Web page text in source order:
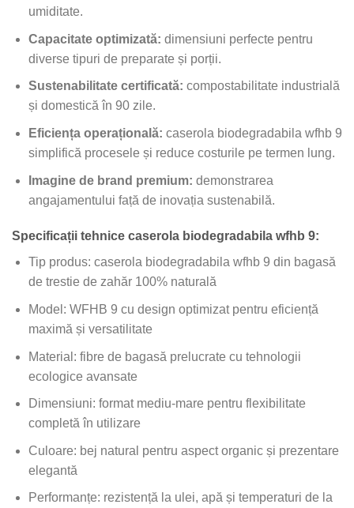
umiditate.
Capacitate optimizată: dimensiuni perfecte pentru
diverse tipuri de preparate și porții.
Sustenabilitate certificată: compostabilitate industrială
și domestică în 90 zile.
Eficiența operațională: caserola biodegradabila wfhb 9
simplifică procesele și reduce costurile pe termen lung.
Imagine de brand premium: demonstrarea
angajamentului față de inovația sustenabilă.
Specificații tehnice caserola biodegradabila wfhb 9:
Tip produs: caserola biodegradabila wfhb 9 din bagasă
de trestie de zahăr 100% naturală
Model: WFHB 9 cu design optimizat pentru eficiență
maximă și versatilitate
Material: fibre de bagasă prelucrate cu tehnologii
ecologice avansate
Dimensiuni: format mediu-mare pentru flexibilitate
completă în utilizare
Culoare: bej natural pentru aspect organic și prezentare
elegantă
Performanțe: rezistență la ulei, apă și temperaturi de la